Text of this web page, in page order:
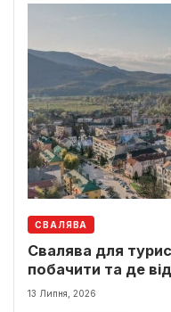
СВАЛЯВА
Свалява для
побачити та де
13 Липня, 2026